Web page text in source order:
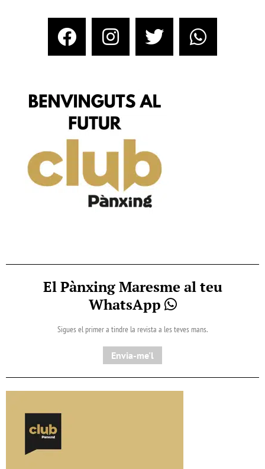
El Pànxing Maresme al teu
WhatsApp
Sigues el primer a tindre la revista a les teves mans.
Envia-me'l